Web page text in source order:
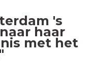
's
haar
met het